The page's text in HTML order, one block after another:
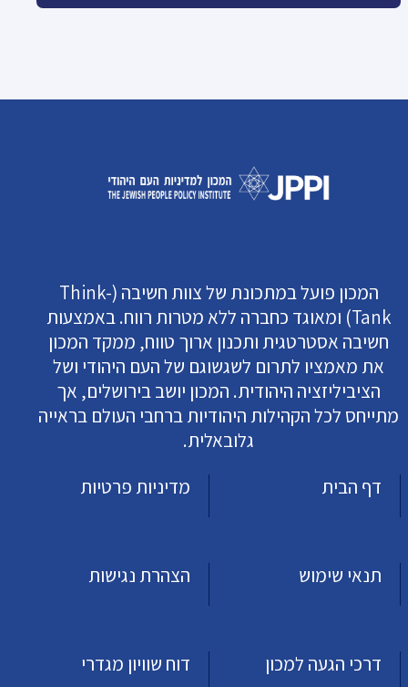
המכון פועל במתכונת של צוות חשיבה (Think-
Tank) ומאוגד כחברה ללא מטרות רווח. באמצעות
חשיבה אסטרטגית ותכנון ארוך טווח, ממקד המכון
את מאמציו לתרום לשגשוגם של העם היהודי ושל
הציביליזציה היהודית. המכון יושב בירושלים, אך
מתייחס לכל הקהילות היהודיות ברחבי העולם בראייה
גלובאלית.
דף הבית
מדיניות פרטיות
תנאי שימוש הצהרת נגישות
דרכי הגעה למכון דוח שוויון מגדרי